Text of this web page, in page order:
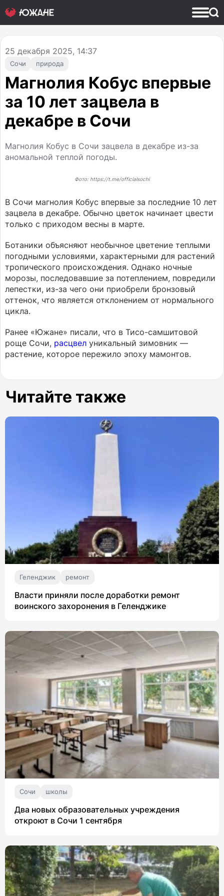
Сочи природа
25 декабря 2025, 14:37
Магнолия Кобус впервые
за 10 лет зацвела в
декабре в Сочи
Магнолия Кобус в Сочи зацвела в декабре из-за
аномальной теплой погоды.
Фото: https://t.me/officialsochi
В Сочи магнолия Кобус впервые за последние 10 лет
зацвела в декабре. Обычно цветок начинает цвести
только с приходом весны в марте.
Ботаники объясняют необычное цветение теплыми
погодными условиями, характерными для растений
тропического происхождения. Однако ночные
морозы, последовавшие за потеплением, повредили
лепестки, из-за чего они приобрели бронзовый
оттенок, что является отклонением от нормального
цикла.
Ранее «Южане» писали, что в Тисо-самшитовой
роще Сочи, расцвел уникальный зимовник —
растение, которое пережило эпоху мамонтов.
Читайте также
Геленджик ремонт
Власти приняли после доработки ремонт
воинского захоронения в Геленджике
Сочи школы
Два новых образовательных учреждения
откроют в Сочи 1 сентября